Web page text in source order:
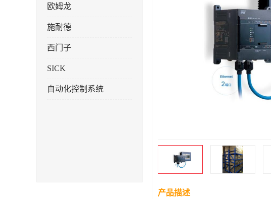
欧姆龙
施耐德
西门子
SICK
自动化控制系统
产品描述